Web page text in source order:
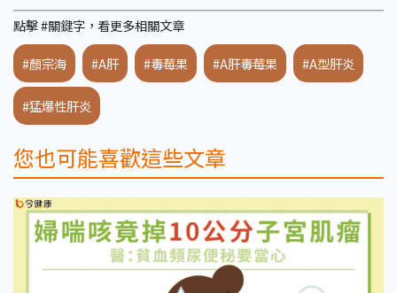
點擊 #關鍵字，看更多相關文章
#顏宗海 #A肝 #毒莓果 #A肝毒莓果 #A型肝炎
#猛爆性肝炎
您也可能喜歡這些文章